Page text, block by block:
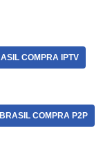
COMPRA IPTV
COMPRA P2P